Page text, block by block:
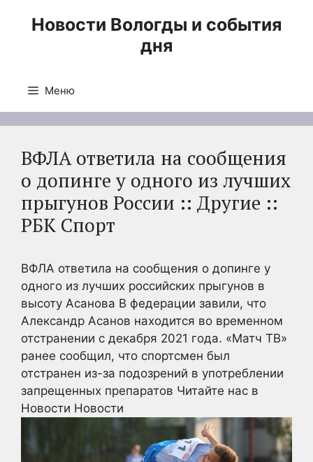
Новости Вологды и события
дня
Меню
ВФЛА ответила на сообщения
о допинге у одного из лучших
прыгунов России :: Другие ::
РБК Спорт
ВФЛА ответила на сообщения о допинге у
одного из лучших российских прыгунов в
высоту Асанова В федерации завили, что
Александр Асанов находится во временном
отстранении с декабря 2021 года. «Матч ТВ»
ранее сообщил, что спортсмен был
отстранен из-за подозрений в употреблении
запрещенных препаратов Читайте нас в
Новости Новости